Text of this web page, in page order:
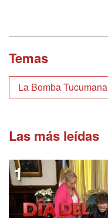
Temas
La Bomba Tucumana
Las más leídas